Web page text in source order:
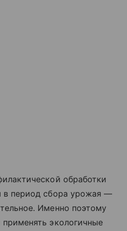
обработки
в период сбора урожая —
Именно поэтому
экологичные